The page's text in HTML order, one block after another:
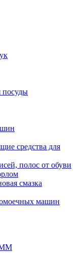
посуды
средства для
полос от обуви
смазка
машин